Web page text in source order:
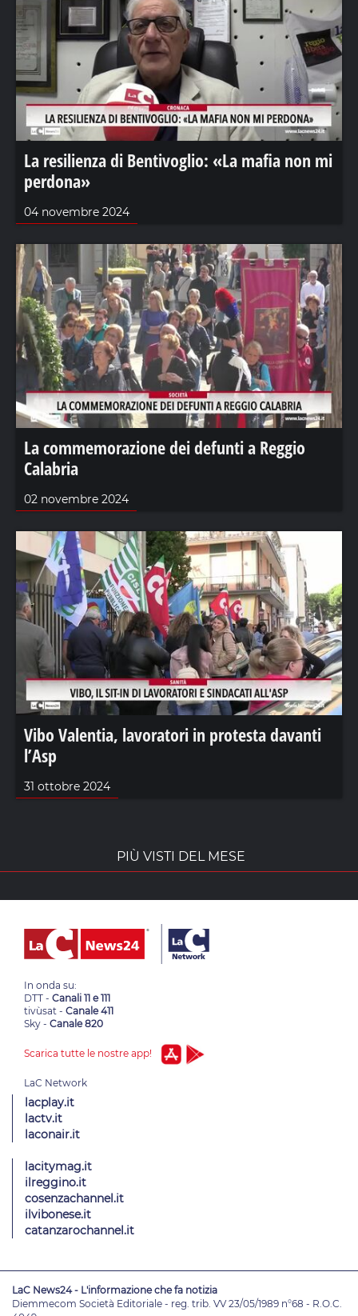
La resilienza di Bentivoglio: «La mafia non mi
perdona»
04 novembre 2024
La commemorazione dei defunti a Reggio
Calabria
02 novembre 2024
Vibo Valentia, lavoratori in protesta davanti
l’Asp
31 ottobre 2024
PIÙ VISTI DEL MESE
In onda su:
DTT - Canali 11 e 111
tivùsat - Canale 411
Sky - Canale 820
Scarica tutte le nostre app!
lacplay.it
lactv.it
laconair.it
lacitymag.it
ilreggino.it
cosenzachannel.it
ilvibonese.it
catanzarochannel.it
LaC News24 - L'informazione che fa notizia
Diemmecom Società Editoriale - reg. trib. VV 23/05/1989 n°68 - R.O.C.